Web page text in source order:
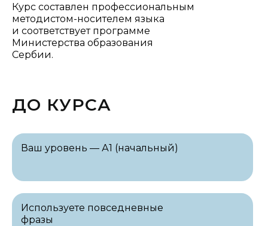
Ваш уровень — А1 (начальный)
Используете повседневные
фразы
ДО КУРСА
Курс составлен профессиональным
методистом-носителем языка
и соответствует программе
Министерства образования
Сербии.